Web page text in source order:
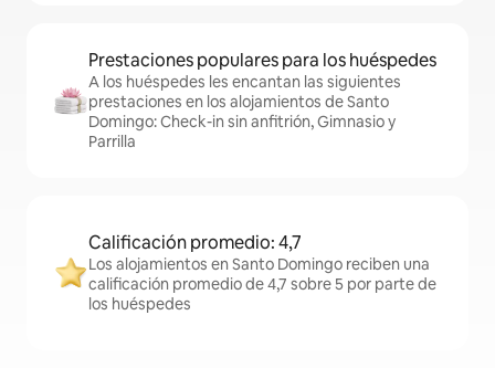
Prestaciones populares para los huéspedes
A los huéspedes les encantan las siguientes
prestaciones en los alojamientos de Santo
Domingo: Check-in sin anfitrión, Gimnasio y
Parrilla
Calificación promedio: 4,7
Los alojamientos en Santo Domingo reciben una
calificación promedio de 4,7 sobre 5 por parte de
los huéspedes